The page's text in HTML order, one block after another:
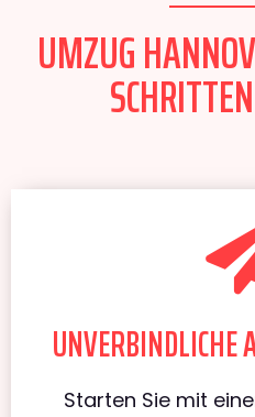
UMZUG
UNVERBINDLICHE
Starten Sie mit